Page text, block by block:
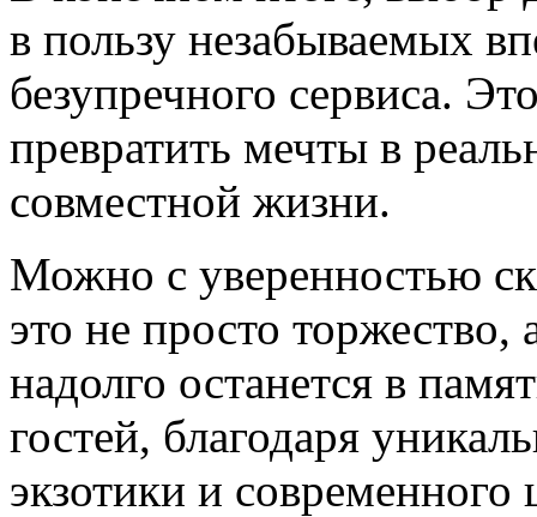
в пользу незабываемых
безупречного сервиса.
превратить мечты в
совместной жизни.
Можно с уверенностью
это не просто торжество,
надолго останется в
гостей, благодаря
экзотики и современного